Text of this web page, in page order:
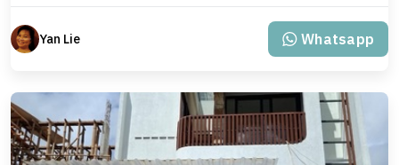
Yan Lie Whatsapp